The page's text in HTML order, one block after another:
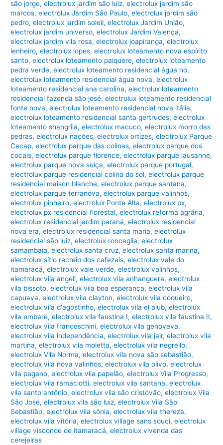
são jorge,electrolux jardim são luiz,electrolux jardim são
marcos,electrolux Jardim São Paulo,electrolux jardim são
pedro,electrolux jardim soleil,electrolux Jardim União,
electrolux jardim universo,electrolux Jardim Valença,
electrolux jardim vila rosa,electrolux joapiranga,electrolux
lenheiro,electrolux lopes,electrolux loteamento nova espírito
santo,electrolux loteamento paiquere,electrolux loteamento
pedra verde,electrolux loteamento residencial água no,
electrolux loteamento residencial água nova,electrolux
loteamento residencial ana carolina,electrolux loteamento
residencial fazenda são josé,electrolux loteamento residencial
fonte nova,electrolux loteamento residencial nova itália,
electrolux loteamento residencial santa gertrudes,electrolux
loteamento shangrilá,electrolux macuco,electrolux morro das
pedras,electrolux nações,electrolux ortizes,electrolux Parque
Cecap,electrolux parque das colinas,electrolux parque dos
cocais,electrolux parque florence,electrolux parque lausanne,
electrolux parque nova suíça,electrolux parque portugal,
electrolux parque residencial colina do sol,electrolux parque
residencial maison blanche,electrolux parque santana,
electrolux parque terranova,electrolux parque valinhos,
electrolux pinheiro,electrolux Ponte Alta,electrolux px,
electrolux px residencial florestal,electrolux reforma agrária,
electrolux residencial jardim paraná,electrolux residencial
nova era,electrolux residencial santa maria,electrolux
residencial são luiz,electrolux roncaglia,electrolux
samambaia,electrolux santa cruz,electrolux santa marina,
electrolux sítio recreio dos cafezais,electrolux vale do
itamaracá,electrolux vale verde,electrolux valinhos,
electrolux vila angeli,electrolux vila anhanguera,electrolux
vila bissoto,electrolux vila boa esperança,electrolux vila
capuava,electrolux vila clayton,electrolux vila coqueiro,
electrolux vila d'agostinho,electrolux vila el aiub,electrolux
vila embaré,electrolux vila faustina I,electrolux vila faustina II,
electrolux vila franceschini,electrolux vila genoveva,
electrolux vila independência,electrolux vila jair,electrolux vila
martina,electrolux vila moletta,electrolux vila negrello,
electrolux Vila Norma,electrolux vila nova são sebastião,
electrolux vila nova valinhos,electrolux vila olivo,electrolux
vila pagano,electrolux vila papelão,electrolux Vila Progresso,
electrolux vila ramaciotti,electrolux vila santana,electrolux
vila santo antônio,electrolux vila são cristóvão,electrolux Vila
São José,electrolux vila são luiz,electrolux Vila São
Sebastião,electrolux vila sônia,electrolux vila thereza,
electrolux vila vitória,electrolux village sans souci,electrolux
village visconde de itamaracá,electrolux vivenda das
cerejeiras